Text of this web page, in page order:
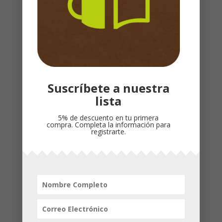
continuar el viaje espiritual que usted
comenzó a través de Cara a cara con Dios.
Productos relacionados
¡Oferta!
PARÁBOLAS PARA
NIÑOS / POTAVOZ
Suscríbete a nuestra
lista
5% de descuento en tu primera
compra. Completa la información para
registrarte.